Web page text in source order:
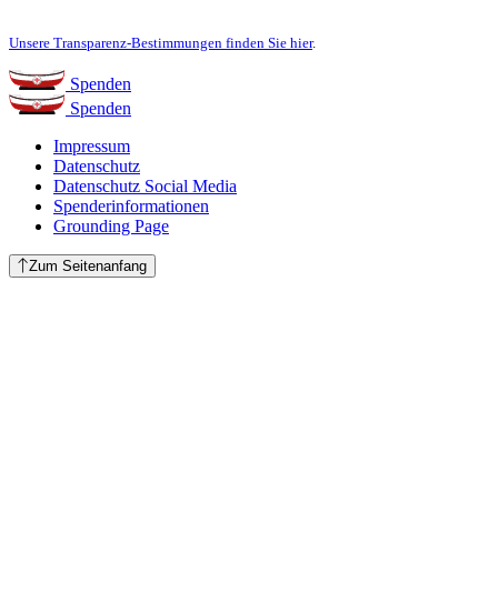
Unsere Transparenz-Bestimmungen finden Sie hier.
Spenden
Spenden
Impressum
Datenschutz
Datenschutz Social Media
Spenderinformationen
Grounding Page
Zum Seitenanfang